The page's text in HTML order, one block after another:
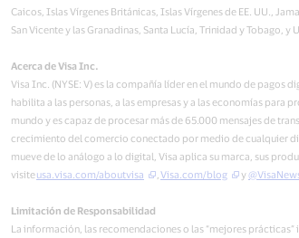
Caicos, Islas Vírgenes Británicas, Islas Vírgenes de EE. UU.,
San Vicente y las Granadinas, Santa Lucía, Trinidad y Tobago, y
Acerca de Visa Inc.
Visa Inc. (NYSE: V) es la compañía líder en el mundo de
habilita a las personas, a las empresas y a las economías
mundo y es capaz de procesar más de 65.000 mensajes de
crecimiento del comercio conectado por medio de cualquier
mueve de lo análogo a lo digital, Visa aplica su marca, sus
visiteusa.visa.com/aboutvisa Visa.com/blog y
Limitación de Responsabilidad
La información, las recomendaciones o las “mejores